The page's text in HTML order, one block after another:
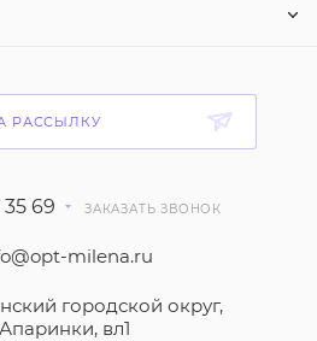
РАССЫЛКУ
69 ЗАКАЗАТЬ ЗВОНОК
milena.ru
городской округ,
Апаринки, вл1